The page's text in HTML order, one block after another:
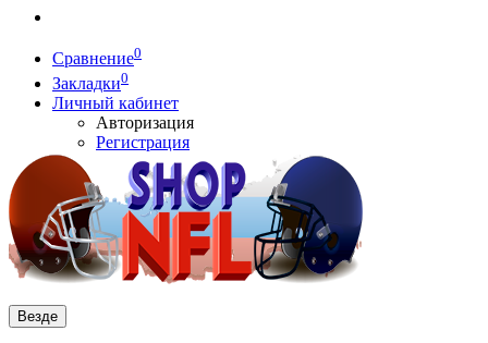
Сравнение0
Закладки0
Личный кабинет
Авторизация
Регистрация
Везде